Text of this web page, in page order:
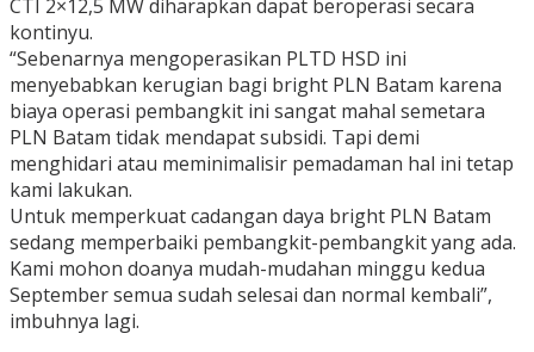
CTI 2×12,5 MW diharapkan dapat beroperasi secara
kontinyu.
“Sebenarnya mengoperasikan PLTD HSD ini
menyebabkan kerugian bagi bright PLN Batam karena
biaya operasi pembangkit ini sangat mahal semetara
PLN Batam tidak mendapat subsidi. Tapi demi
menghidari atau meminimalisir pemadaman hal ini tetap
kami lakukan.
Untuk memperkuat cadangan daya bright PLN Batam
sedang memperbaiki pembangkit-pembangkit yang ada.
Kami mohon doanya mudah-mudahan minggu kedua
September semua sudah selesai dan normal kembali”,
imbuhnya lagi.